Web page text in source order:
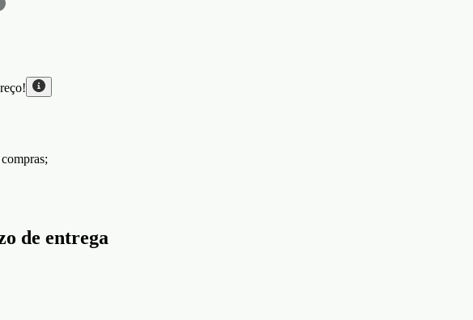
de entrega